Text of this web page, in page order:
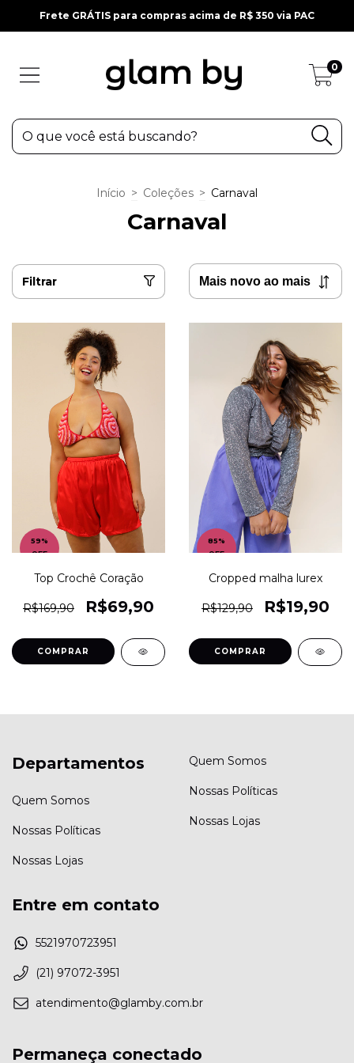
Frete GRÁTIS para compras acima de R$ 350 via PAC
0
Início > Coleções > Carnaval
Carnaval
Filtrar
59%
OFF
Top Crochê Coração
R$169,90 R$69,90
COMPRAR
85%
OFF
Cropped malha lurex
R$129,90 R$19,90
COMPRAR
Departamentos
Quem Somos
Nossas Políticas
Nossas Lojas
Quem Somos
Nossas Políticas
Nossas Lojas
Entre em contato
5521970723951
(21) 97072-3951
atendimento@glamby.com.br
Permaneça conectado